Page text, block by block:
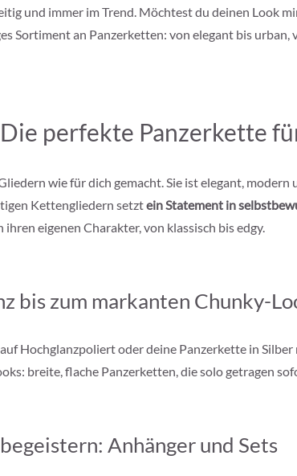
und immer im Trend. Möchtest du deinen Look
Sortiment an Panzerketten: von elegant bis urban,
perfekte Panzerkette
wie für dich gemacht. Sie ist elegant,
Kettengliedern setztein Statement in
eigenen Charakter, von klassisch bis edgy.
bis zum markanten Chunky-
Hochglanzpoliert oder deine Panzerkette in
breite, flache Panzerketten, die solo getragen
Anhänger und Sets